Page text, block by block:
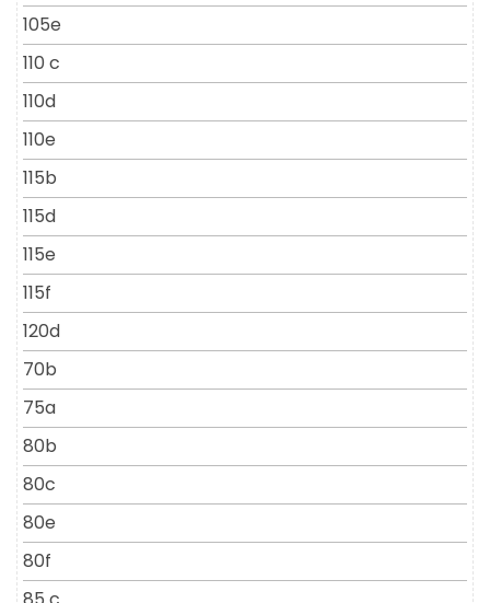
105e
110 c
110d
110e
115b
115d
115e
115f
120d
70b
75a
80b
80c
80e
80f